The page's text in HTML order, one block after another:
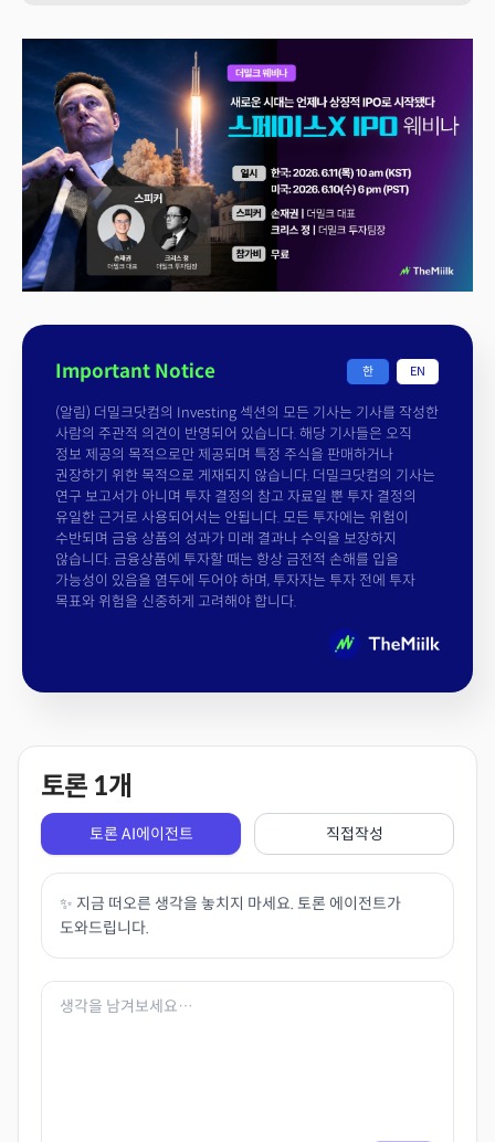
Important Notice 한 EN
(알림) 더밀크닷컴의 Investing 섹션의 모든 기사는 기사를 작성한
사람의 주관적 의견이 반영되어 있습니다. 해당 기사들은 오직
정보 제공의 목적으로만 제공되며 특정 주식을 판매하거나
권장하기 위한 목적으로 게재되지 않습니다. 더밀크닷컴의 기사는
연구 보고서가 아니며 투자 결정의 참고 자료일 뿐 투자 결정의
유일한 근거로 사용되어서는 안됩니다. 모든 투자에는 위험이
수반되며 금융 상품의 성과가 미래 결과나 수익을 보장하지
않습니다. 금융상품에 투자할 때는 항상 금전적 손해를 입을
가능성이 있음을 염두에 두어야 하며, 투자자는 투자 전에 투자
목표와 위험을 신중하게 고려해야 합니다.
토론 1개
토론 AI에이전트 직접작성
✨ 지금 떠오른 생각을 놓치지 마세요. 토론 에이전트가
도와드립니다.